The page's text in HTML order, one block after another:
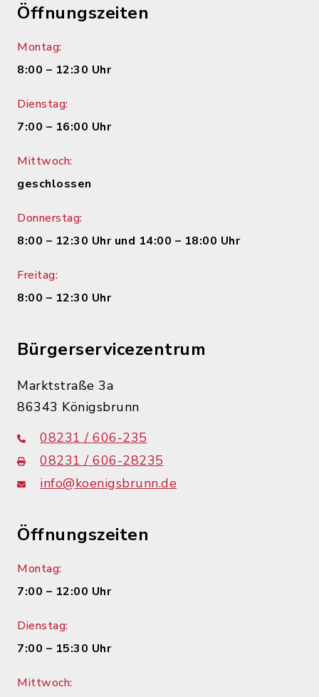
Öffnungszeiten
Montag:
8:00 – 12:30 Uhr
Dienstag:
7:00 – 16:00 Uhr
Mittwoch:
geschlossen
Donnerstag:
8:00 – 12:30 Uhr und 14:00 – 18:00 Uhr
Freitag:
8:00 – 12:30 Uhr
Bürgerservicezentrum
Marktstraße 3a
86343 Königsbrunn
08231 / 606-235
08231 / 606-28235
info@koenigsbrunn.de
Öffnungszeiten
Montag:
7:00 – 12:00 Uhr
Dienstag:
7:00 – 15:30 Uhr
Mittwoch: